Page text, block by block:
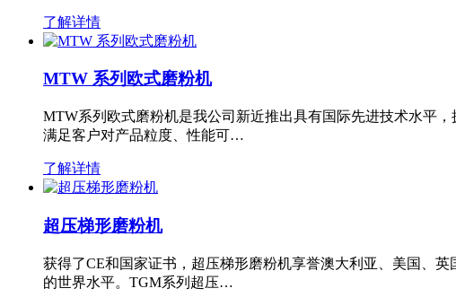
了解详情
MTW 系列欧式磨粉机
MTW系列欧式磨粉机是我公司新近推出具有国际先进技术水平
满足客户对产品粒度、性能可…
了解详情
超压梯形磨粉机
获得了CE和国家证书，超压梯形磨粉机享誉澳大利亚、美国、
的世界水平。TGM系列超压…